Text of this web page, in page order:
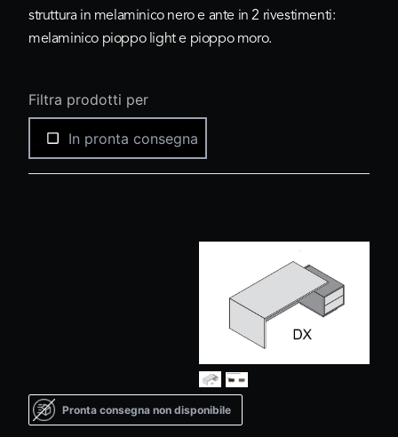
struttura in melaminico nero e ante in 2 rivestimenti:
melaminico pioppo light e pioppo moro.
Filtra prodotti per
In pronta consegna
Pronta consegna non disponibile